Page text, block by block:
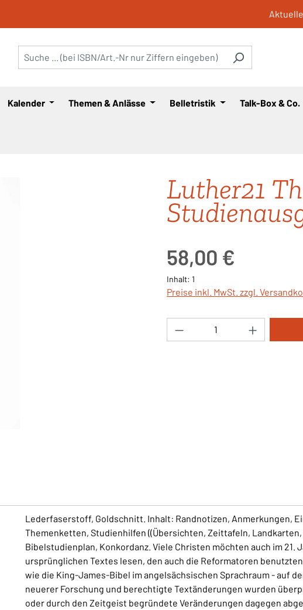
Kalender Themen & Anlässe Belletristik Talk-Box & Co.
Luther21
58,00 €
Inhalt: 1
Preise inkl. MwSt. zzgl.
Produkt Anzahl: Gib
Lederfaserstoff, Goldschnitt. Inhalt: Randnotizen, Anmerkungen,
Themenketten, Studienhilfen ((Übersichten, Zeittafeln,
Bibelstudienplan, Konkordanz. Viele Christen möchten auch im 21.
ursprünglichen Textes lesen, den auch die Reformatoren
wie die King-James-Bibel im angelsächsischen Sprachraum - auf
neuerer Forschung und berechtigte Textänderungen wurden
oder durch den Zeitgeist begründete Veränderungen dagegen